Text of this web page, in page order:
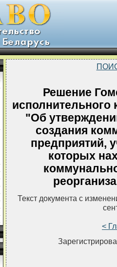
Решение
исполнительного
"Об
создания
предприятий,
которых
Текст документа с
<